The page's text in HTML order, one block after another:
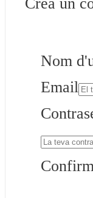
Nom
Email